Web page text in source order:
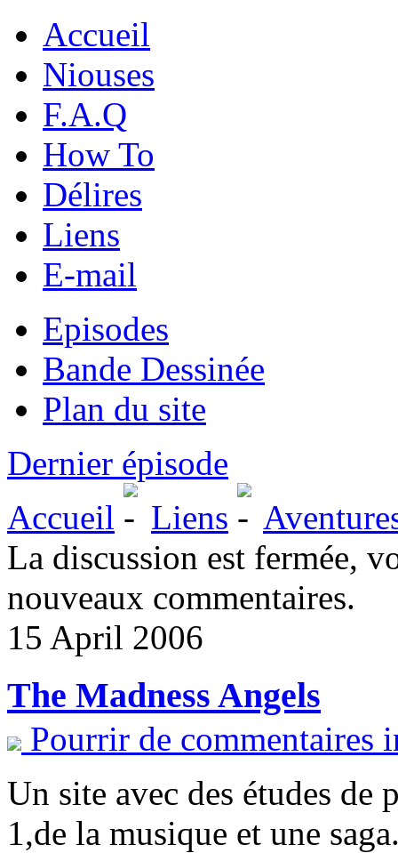
Accueil
Niouses
F.A.Q
How To
Délires
Liens
E-mail
Episodes
Bande Dessinée
Plan du site
Dernier épisode
Accueil
Liens
La discussion est fermée,
nouveaux commentaires.
15 April 2006
The Madness Angels
Pourrir de commentaires
Un site avec des études de
1,de la musique et une